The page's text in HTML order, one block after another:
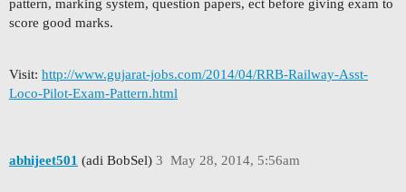
pattern, marking system, question papers, ect before giving exam to
score good marks.
Visit: http://www.gujarat-jobs.com/2014/04/RRB-Railway-Asst-
Loco-Pilot-Exam-Pattern.html
abhijeet501 (adi BobSel) May 28, 2014, 5:56am
3